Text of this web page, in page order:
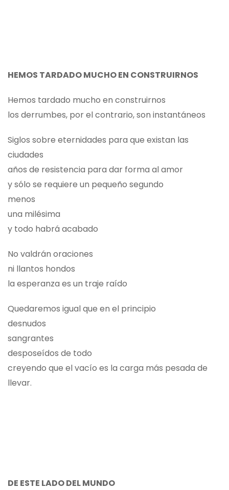
HEMOS TARDADO MUCHO EN CONSTRUIRNOS
Hemos tardado mucho en construirnos
los derrumbes, por el contrario, son instantáneos
Siglos sobre eternidades para que existan las
ciudades
años de resistencia para dar forma al amor
y sólo se requiere un pequeño segundo
menos
una milésima
y todo habrá acabado
No valdrán oraciones
ni llantos hondos
la esperanza es un traje raído
Quedaremos igual que en el principio
desnudos
sangrantes
desposeídos de todo
creyendo que el vacío es la carga más pesada de
llevar.
DE ESTE LADO DEL MUNDO